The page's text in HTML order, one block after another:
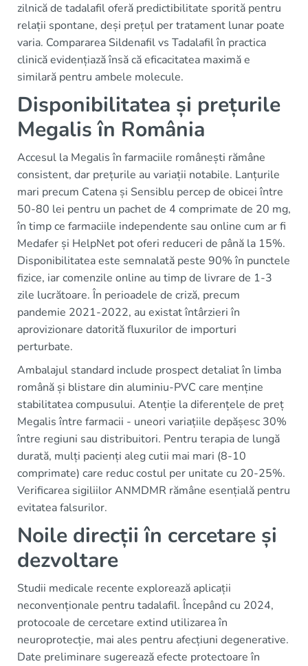
zilnică de tadalafil oferă predictibilitate sporită pentru
relații spontane, deși prețul per tratament lunar poate
varia. Compararea Sildenafil vs Tadalafil în practica
clinică evidențiază însă că eficacitatea maximă e
similară pentru ambele molecule.
Disponibilitatea și prețurile
Megalis în România
Accesul la Megalis în farmaciile românești rămâne
consistent, dar prețurile au variații notabile. Lanțurile
mari precum Catena și Sensiblu percep de obicei între
50-80 lei pentru un pachet de 4 comprimate de 20 mg,
în timp ce farmaciile independente sau online cum ar fi
Medafer și HelpNet pot oferi reduceri de până la 15%.
Disponibilitatea este semnalată peste 90% în punctele
fizice, iar comenzile online au timp de livrare de 1-3
zile lucrătoare. În perioadele de criză, precum
pandemie 2021-2022, au existat întârzieri în
aprovizionare datorită fluxurilor de importuri
perturbate.
Ambalajul standard include prospect detaliat în limba
română și blistare din aluminiu-PVC care menține
stabilitatea compusului. Atenție la diferențele de preț
Megalis între farmacii - uneori variațiile depășesc 30%
între regiuni sau distribuitori. Pentru terapia de lungă
durată, mulți pacienți aleg cutii mai mari (8-10
comprimate) care reduc costul per unitate cu 20-25%.
Verificarea sigiliilor ANMDMR rămâne esențială pentru
evitatea falsurilor.
Noile direcții în cercetare și
dezvoltare
Studii medicale recente explorează aplicații
neconvenționale pentru tadalafil. Începând cu 2024,
protocoale de cercetare extind utilizarea în
neuroprotecție, mai ales pentru afecțiuni degenerative.
Date preliminare sugerează efecte protectoare în